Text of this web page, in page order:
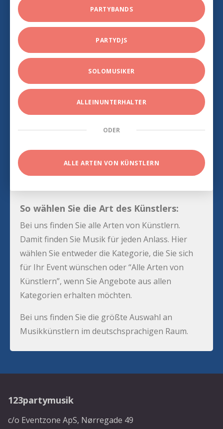
PARTYBANDS
PARTYDJS
SOLOMUSIKER
ALLEINUNTERHALTER
ODER
ALLE ARTEN VON KÜNSTLERN
So wählen Sie die Art des Künstlers:
Bei uns finden Sie alle Arten von Künstlern.
Damit finden Sie Musik für jeden Anlass. Hier
wählen Sie entweder die Kategorie, die Sie sich
für Ihr Event wünschen oder “Alle Arten von
Künstlern”, wenn Sie Angebote aus allen
Kategorien erhalten möchten.
Bei uns finden Sie die größte Auswahl an
Musikkünstlern im deutschsprachigen Raum.
123partymusik
c/o Eventzone ApS, Nørregade 49